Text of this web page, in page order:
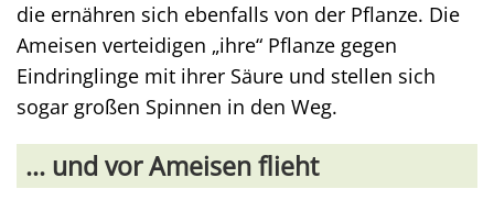
die ernähren sich ebenfalls von der Pflanze. Die
Ameisen verteidigen „ihre“ Pflanze gegen
Eindringlinge mit ihrer Säure und stellen sich
sogar großen Spinnen in den Weg.
... und vor Ameisen flieht